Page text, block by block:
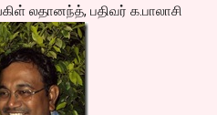
லதானந்த், பதிவர் க.பாலாசி